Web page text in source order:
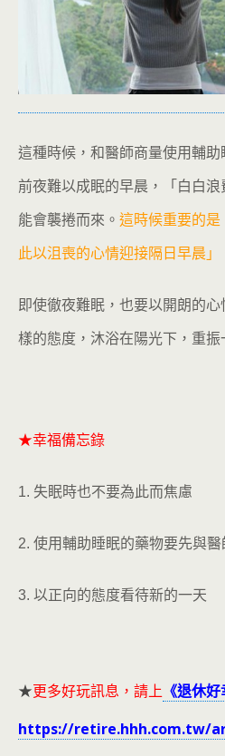
這種時候，和醫師商量使用輔助
前夜難以成眠的早晨，「白白
能會襲捲而來。 這時候重要的是
此以沮喪的心情迎接隔日早晨」
即使徹夜難眠，也要以開朗的
樣的態度，沐浴在陽光下，重振
★幸福備忘錄
1. 失眠時也不要為此而焦慮
2. 使用輔助睡眠的藥物要先與醫
3. 以正向的態度看待新的一天
★更多好玩訊息，請上 《退休好
https://retire.hhh.com.tw/